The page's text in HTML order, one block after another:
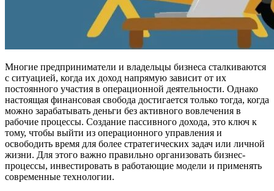
Многие предприниматели и владельцы бизнеса сталкиваются
с ситуацией, когда их доход напрямую зависит от их
постоянного участия в операционной деятельности. Однако
настоящая финансовая свобода достигается только тогда, когда
можно зарабатывать деньги без активного вовлечения в
рабочие процессы. Создание пассивного дохода, это ключ к
тому, чтобы выйти из операционного управления и
освободить время для более стратегических задач или личной
жизни. Для этого важно правильно организовать бизнес-
процессы, инвестировать в работающие модели и применять
современные технологии.